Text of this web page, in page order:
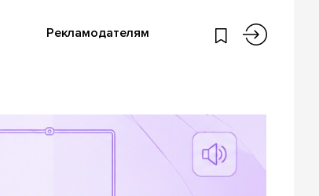
Рекламодателям